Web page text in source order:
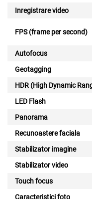
Inregistrare video
FPS (frame per second)
Autofocus
Geotagging
HDR (High Dynamic
LED Flash
Panorama
Recunoastere faciala
Stabilizator imagine
Stabilizator video
Touch focus
Caracteristici foto